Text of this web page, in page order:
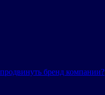
бренд компании?